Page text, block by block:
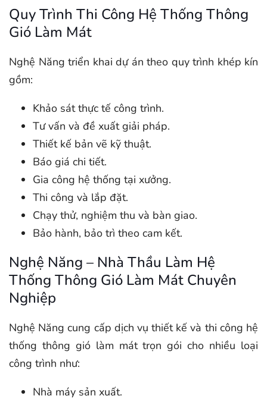
Quy Trình Thi Công Hệ Thống Thông
Gió Làm Mát
Nghệ Năng triển khai dự án theo quy trình khép kín
gồm:
Khảo sát thực tế công trình.
Tư vấn và đề xuất giải pháp.
Thiết kế bản vẽ kỹ thuật.
Báo giá chi tiết.
Gia công hệ thống tại xưởng.
Thi công và lắp đặt.
Chạy thử, nghiệm thu và bàn giao.
Bảo hành, bảo trì theo cam kết.
Nghệ Năng – Nhà Thầu Làm Hệ
Thống Thông Gió Làm Mát Chuyên
Nghiệp
Nghệ Năng cung cấp dịch vụ thiết kế và thi công hệ
thống thông gió làm mát trọn gói cho nhiều loại
công trình như:
Nhà máy sản xuất.